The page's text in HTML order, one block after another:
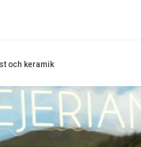
och keramik